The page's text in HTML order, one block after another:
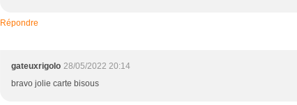
Répondre
gateuxrigolo 28/05/2022 20:14
bravo jolie carte bisous